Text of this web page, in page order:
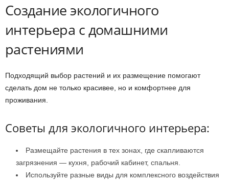
Создание экологичного
интерьера с домашними
растениями
Подходящий выбор растений и их размещение помогают
сделать дом не только красивее, но и комфортнее для
проживания.
Советы для экологичного интерьера:
Размещайте растения в тех зонах, где скапливаются
загрязнения — кухня, рабочий кабинет, спальня.
Используйте разные виды для комплексного воздействия